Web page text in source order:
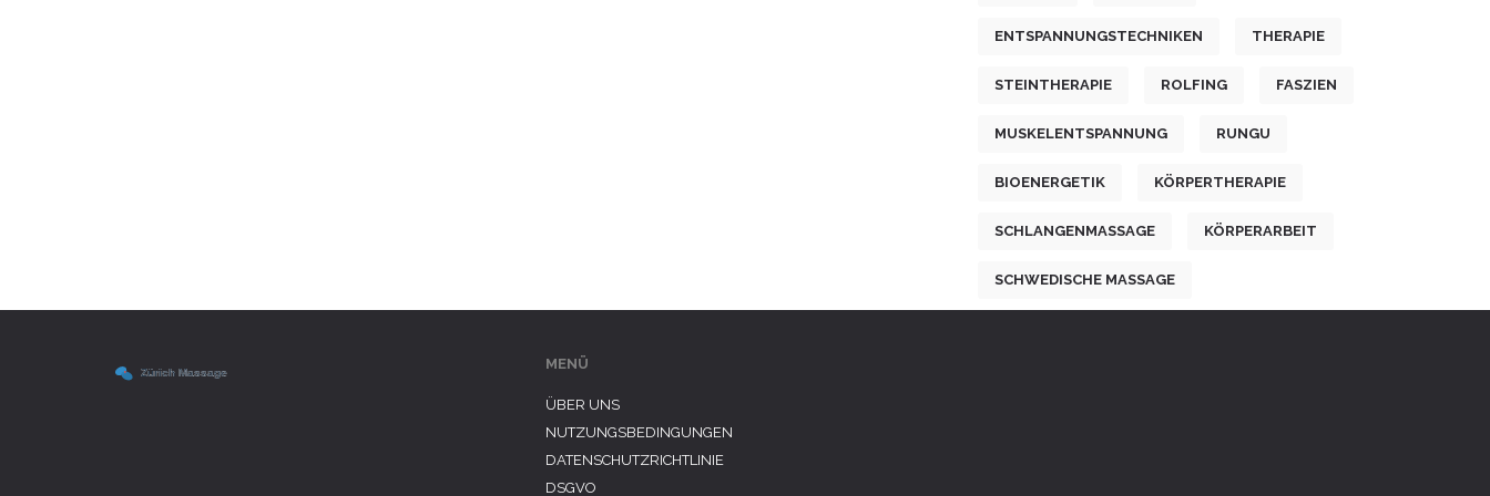
ENTSPANNUNGSTECHNIKEN THERAPIE
STEINTHERAPIE ROLFING FASZIEN
MUSKELENTSPANNUNG RUNGU
BIOENERGETIK KÖRPERTHERAPIE
SCHLANGENMASSAGE KÖRPERARBEIT
SCHWEDISCHE MASSAGE
MENÜ
ÜBER UNS
NUTZUNGSBEDINGUNGEN
DATENSCHUTZRICHTLINIE
DSGVO